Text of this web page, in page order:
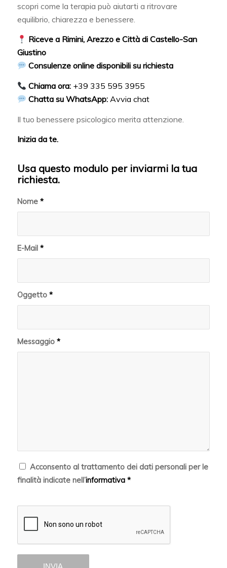
scopri come la terapia può aiutarti a ritrovare
equilibrio, chiarezza e benessere.
Riceve a Rimini, Arezzoe Città di Castello-San
Giustino
Consulenze online disponibili su richiesta
Chiama ora: +39 335 595 3955
Chatta su WhatsApp: Avvia chat
Il tuo benessere psicologico merita attenzione.
Inizia da te.
Usa questo modulo per inviarmi la tua
richiesta.
Nome *
E-Mail *
Oggetto *
Messaggio *
Acconsento al trattamento dei dati personali per le
finalità indicate nell’informativa *